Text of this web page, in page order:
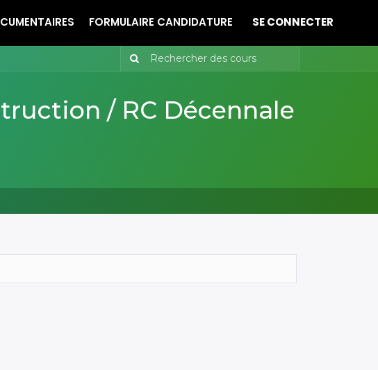
FORMULAIRE CANDIDATURE SE CONNECTER
/ RC Décennale